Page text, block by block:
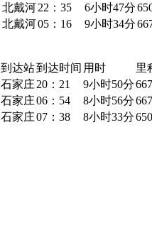
北戴河22：35 6小时47分
北戴河05：16 9小时34分
到达站到达时间 用时
里
石家庄 20：21 9小时50分667
石家庄06：54 8小时56分667
石家庄07：38 8小时33分650